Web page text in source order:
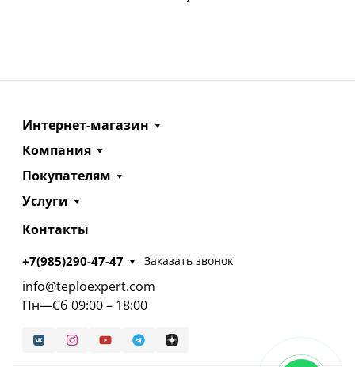
Интернет-магазин
Компания
Покупателям
Услуги
Контакты
+7(985)290-47-47 Заказать звонок
info@teploexpert.com
Пн—Сб 09:00 – 18:00